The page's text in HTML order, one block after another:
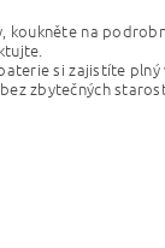
koukněte na
si zajistíte plný
zbytečných